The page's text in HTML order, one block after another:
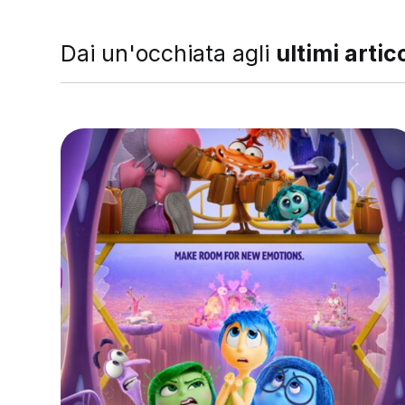
Dai un'occhiata agli ultimi